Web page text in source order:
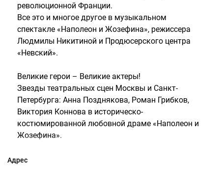
революционной Франции.
Все это и многое другое в музыкальном
спектакле «Наполеон и Жозефина», режиссера
Людмилы Никитиной и Продюсерского центра
«Невский».
Великие герои – Великие актеры!
Звезды театральных сцен Москвы и Санкт-
Петербурга: Анна Позднякова, Роман Грибков,
Виктория Коннова в историческо-
костюмированной любовной драме «Наполеон и
Жозефина».
Адрес